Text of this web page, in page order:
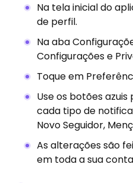
Na tela inicial do
de perfil.
Na aba
Configurações e
Toque em
Use os botões
cada tipo de
Novo Seguidor,
As alterações são
em toda a sua